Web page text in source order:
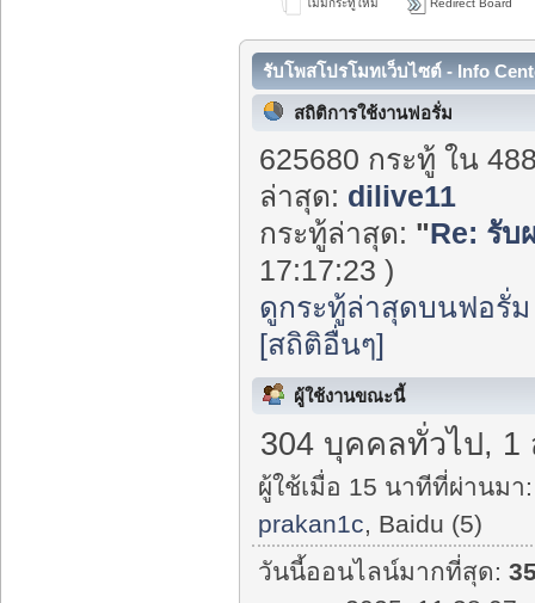
Redirect Board
รับโพสโปรโมทเว็บไซต์ - Info
สถิติการใช้งานฟอรั่ม
625680 กระทู้ ใน
ล่าสุด: dilive11
กระทู้ล่าสุด: "Re: รับ
17:17:23 )
ดูกระทู้ล่าสุดบนฟอรั่ม
[สถิติอื่นๆ]
ผู้ใช้งานขณะนี้
304 บุคคลทั่วไป, 1
ผู้ใช้เมื่อ 15 นาทีที่ผ่านมา:
prakan1c, Baidu (5)
วันนี้ออนไลน์มากที่สุด: